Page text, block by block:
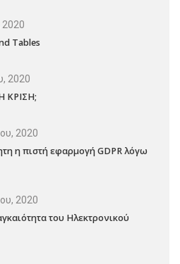
2020
Tables
2020
ΚΡΙΣΗ;
2020
η πιστή εφαρμογή GDPR λόγω
2020
του Ηλεκτρονικού